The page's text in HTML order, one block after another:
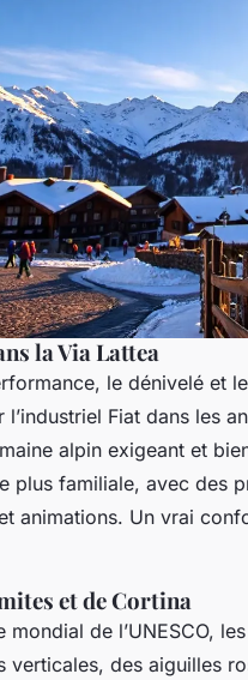
la Via Lattea
le dénivelé et
Fiat dans les
alpin exigeant et
plus familiale, avec des
animations. Un vrai
et de Cortina
mondial de l’UNESCO,
verticales, des aiguilles